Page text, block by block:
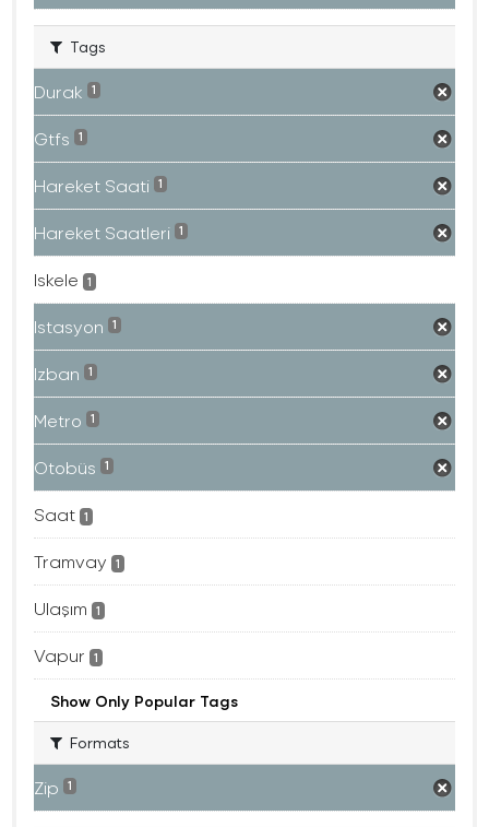
Tags
Durak 1
Gtfs 1
Hareket Saati 1
Hareket Saatleri 1
Iskele 1
Istasyon 1
Izban 1
Metro 1
Otobüs 1
Saat 1
Tramvay 1
Ulaşım 1
Vapur 1
Show Only Popular Tags
Formats
Zip 1